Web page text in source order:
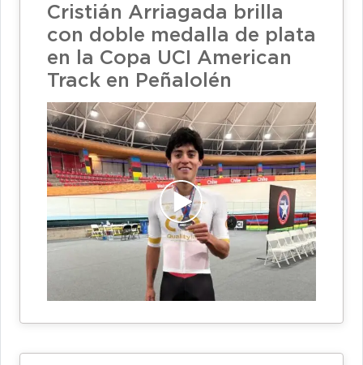
Cristián Arriagada brilla
con doble medalla de plata
en la Copa UCI American
Track en Peñalolén